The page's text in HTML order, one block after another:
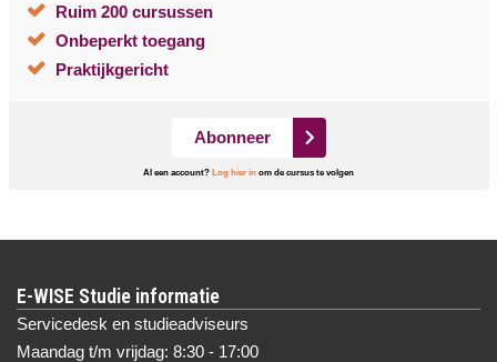
Ruim 200 cursussen
Onbeperkt toegang
Praktijkgericht
Abonneer
Al een account? Log hier in om de cursus te volgen
E-WISE Studie informatie
Servicedesk en studieadviseurs
Maandag t/m vrijdag: 8:30 - 17:00